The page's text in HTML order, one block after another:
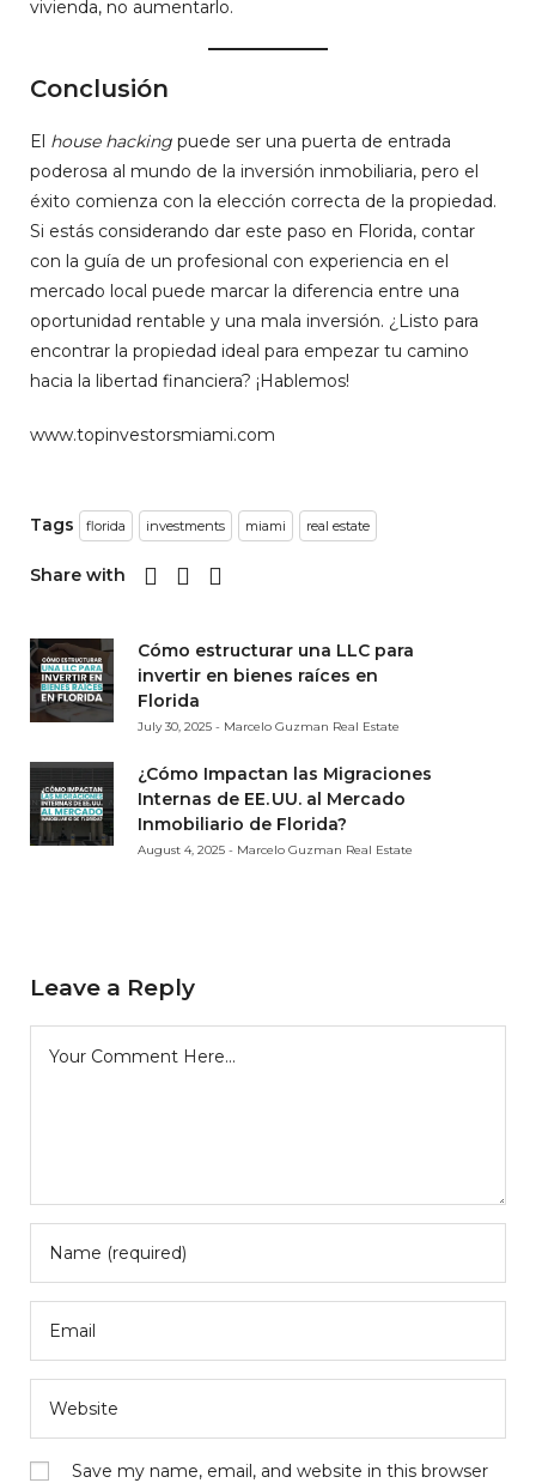
vivienda, no aumentarlo.
Conclusión
El house hacking puede ser una puerta de entrada
poderosa al mundo de la inversión inmobiliaria, pero el
éxito comienza con la elección correcta de la propiedad.
Si estás considerando dar este paso en Florida, contar
con la guía de un profesional con experiencia en el
mercado local puede marcar la diferencia entre una
oportunidad rentable y una mala inversión. ¿Listo para
encontrar la propiedad ideal para empezar tu camino
hacia la libertad financiera? ¡Hablemos!
www.topinvestorsmiami.com
Tags florida investments miami real estate
Share with
Cómo estructurar una LLC para
invertir en bienes raíces en
Florida
July 30, 2025 - Marcelo Guzman Real Estate
¿Cómo Impactan las Migraciones
Internas de EE. UU. al Mercado
Inmobiliario de Florida?
August 4, 2025 - Marcelo Guzman Real Estate
Leave a Reply
Save my name, email, and website in this browser